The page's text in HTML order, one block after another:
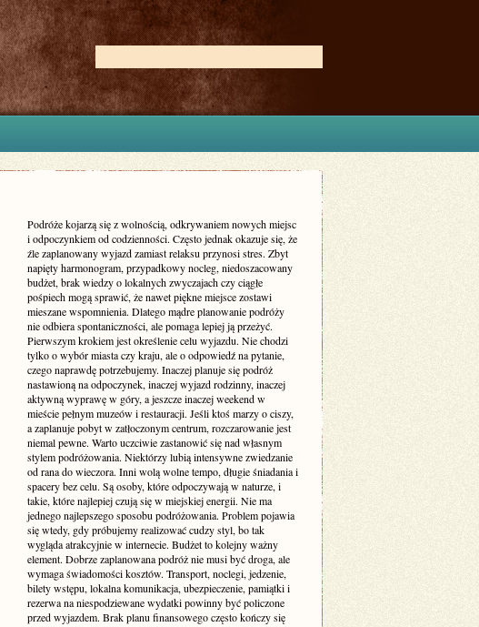
Podróże kojarzą się z wolnością, odkrywaniem nowych miejsc
i odpoczynkiem od codzienności. Często jednak okazuje się, że
źle zaplanowany wyjazd zamiast relaksu przynosi stres. Zbyt
napięty harmonogram, przypadkowy nocleg, niedoszacowany
budżet, brak wiedzy o lokalnych zwyczajach czy ciągłe
pośpiech mogą sprawić, że nawet piękne miejsce zostawi
mieszane wspomnienia. Dlatego mądre planowanie podróży
nie odbiera spontaniczności, ale pomaga lepiej ją przeżyć.
Pierwszym krokiem jest określenie celu wyjazdu. Nie chodzi
tylko o wybór miasta czy kraju, ale o odpowiedź na pytanie,
czego naprawdę potrzebujemy. Inaczej planuje się podróż
nastawioną na odpoczynek, inaczej wyjazd rodzinny, inaczej
aktywną wyprawę w góry, a jeszcze inaczej weekend w
mieście pełnym muzeów i restauracji. Jeśli ktoś marzy o ciszy,
a zaplanuje pobyt w zatłoczonym centrum, rozczarowanie jest
niemal pewne. Warto uczciwie zastanowić się nad własnym
stylem podróżowania. Niektórzy lubią intensywne zwiedzanie
od rana do wieczora. Inni wolą wolne tempo, długie śniadania i
spacery bez celu. Są osoby, które odpoczywają w naturze, i
takie, które najlepiej czują się w miejskiej energii. Nie ma
jednego najlepszego sposobu podróżowania. Problem pojawia
się wtedy, gdy próbujemy realizować cudzy styl, bo tak
wygląda atrakcyjnie w internecie. Budżet to kolejny ważny
element. Dobrze zaplanowana podróż nie musi być droga, ale
wymaga świadomości kosztów. Transport, noclegi, jedzenie,
bilety wstępu, lokalna komunikacja, ubezpieczenie, pamiątki i
rezerwa na niespodziewane wydatki powinny być policzone
przed wyjazdem. Brak planu finansowego często kończy się